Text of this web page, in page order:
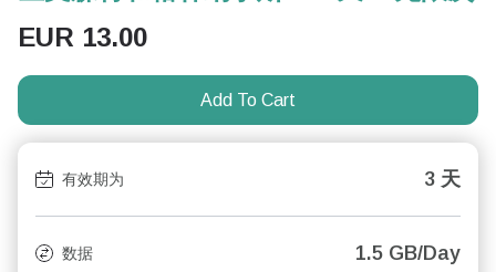
EUR 13.00
Add To Cart
有效期为 3 天
数据 1.5 GB/Day